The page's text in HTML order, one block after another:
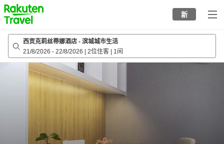
to
top
page
新
西贡克莉丝蒂娜酒店 - 滨城城市生活
21/8/2026 - 22/8/2026 2位住客 1间